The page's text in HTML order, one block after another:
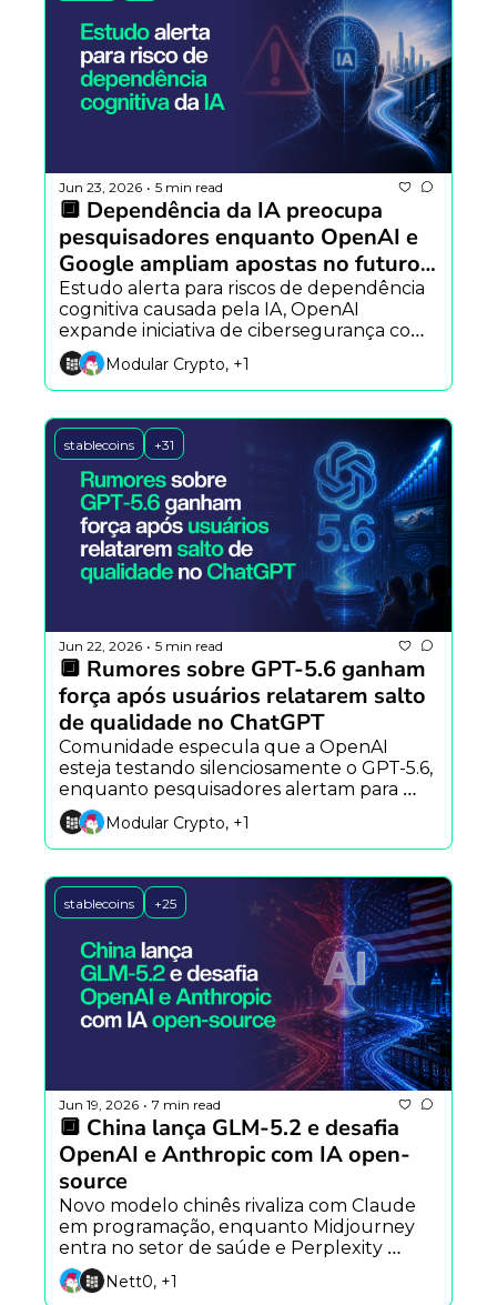
Jun 23, 2026 • 5 min read
🔲 Dependência da IA preocupa
pesquisadores enquanto OpenAI e
Google ampliam apostas no futuro
da tecnologia
Estudo alerta para riscos de dependência
cognitiva causada pela IA, OpenAI
expande iniciativa de cibersegurança com
novos agentes e Google investe em
Hollywood para desenvolver ferramentas
de IA para o cinema.
Modular Crypto, +1
stablecoins +31
Jun 22, 2026 • 5 min read
🔲 Rumores sobre GPT-5.6 ganham
força após usuários relatarem salto
de qualidade no ChatGPT
Comunidade especula que a OpenAI
esteja testando silenciosamente o GPT-5.6,
enquanto pesquisadores alertam para
riscos psicológicos dos chatbots e novos
modelos por difusão desafiam a
arquitetura tradicional dos LLMs.
Modular Crypto, +1
stablecoins +25
Jun 19, 2026 • 7 min read
🔲 China lança GLM-5.2 e desafia
OpenAI e Anthropic com IA open-
source
Novo modelo chinês rivaliza com Claude
em programação, enquanto Midjourney
entra no setor de saúde e Perplexity
aposta em agentes que aprendem com a
própria experiência.
Nett0, +1